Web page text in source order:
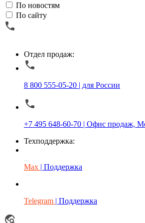
По новостям
По сайту
Отдел продаж:
8 800 555-05-20 | для России
+7 495 648-60-70 | Офис продаж,
Техподдержка:
Max | Поддержка
Telegram | Поддержка